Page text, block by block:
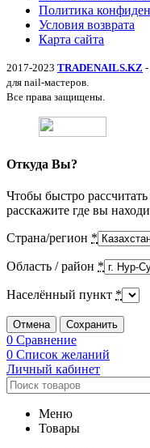
Политика
Условия возврата
Карта сайта
2017-2023 TRADENAILS.KZ -
для nail-мастеров.
Все права защищены.
Откуда Вы?
Чтобы быстро
расскажите где вы
Страна/регион *
Область / район *
Населённый пункт *
Отмена Сохранить
0 Сравнение
0 Список желаний
Личный кабинет
Меню
Товары